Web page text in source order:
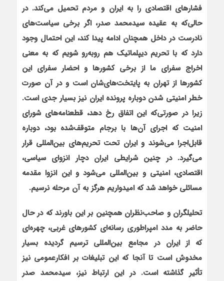
فشارهاي اقتصادي را به ايران و مردم تحميل مي‌كند. در
حالی‌که به عقیده سیدمحمد صدر، اگر برخي سياست‌هاي
نادرست در داخل همچنان ادامه پيدا كند، اين احتمال وجود
دارد كه با تحريم ديپلماتيك هم روبه‌رو شويم كه به معني
اخراج سفراي ما از برخي كشورها و احضار سفراي اين
كشورها از تهران به پايتخت‌هاي‌شان است و در آن صورت
خطر امنيتي شدن دوباره پرونده ايران نیز بسيار جدي است.
زیرا در صورتی‌که اين اتفاق رخ دهد، قطعنامه‌هاي شوراي
امنيت كه اجراي آن‌ها با برجام متوقف‌شده بود، دوباره
قابل‌اجرا مي‌شوند و ايران تحت تحريم‌هاي بين‌المللي قرار
مي‌گيرد. در چنين شرايطي ايران دچار انزواي سياسي،
اقتصادي، امنيتي و بين‌المللي مي‌شود و اين انزوا مقدمه
مسائلي خواهد شد كه اميدواریم هرگز به آن مرحله نرسيم.
تحلیلگران و صاحب‌نظران همچنین بر این باورند که در حال
حاضر به مدد امپراطوری رسانه‌ای کشورهای غربی، چهره‌ای
که از ایران در مجامع بین‌المللی ترسیم گردیده بسیار
مخدوش است تا آنجا که این تبلیغات بر افکارعمومی نیز
تأثیر گذاشته است. در این ارتباط نیز، سیدمحمد صدر